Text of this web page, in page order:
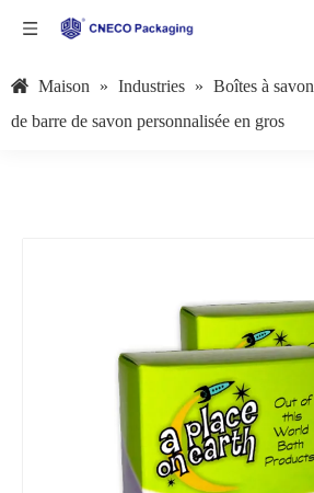
Maison » Industries » Boîtes à savon
de barre de savon personnalisée en gros